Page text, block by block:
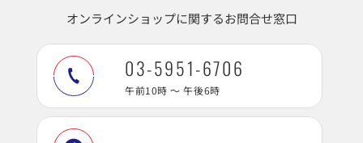
オンラインショップに関するお問合せ窓口
03-5951-6706
午前10時 ～ 午後6時